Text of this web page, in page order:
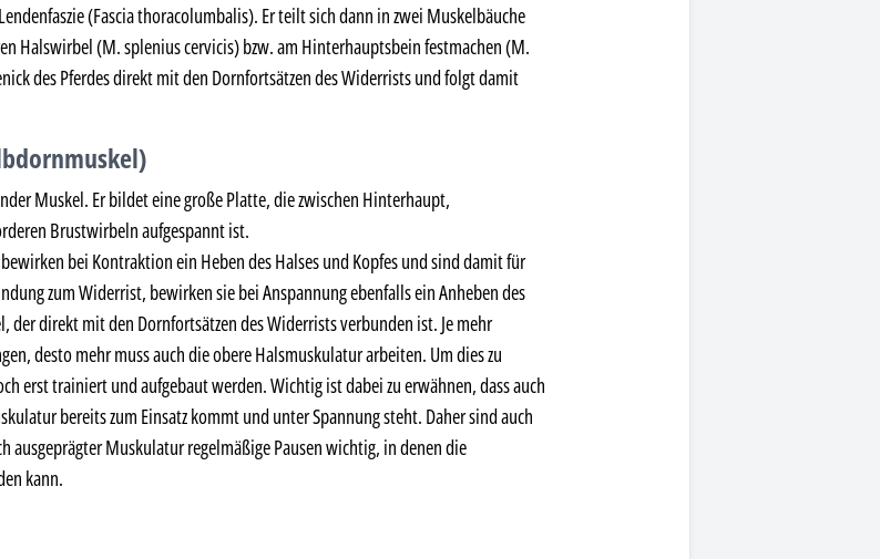
(Fascia thoracolumbalis). Er teilt sich dann in zwei Muskelbäuche
Halswirbel (M. splenius cervicis) bzw. am Hinterhauptsbein festmachen (M.
des Pferdes direkt mit den Dornfortsätzen des Widerrists und folgt damit
Muskel. Er bildet eine große Platte, die zwischen Hinterhaupt,
Brustwirbeln aufgespannt ist.
bei Kontraktion ein Heben des Halses und Kopfes und sind damit für
zum Widerrist, bewirken sie bei Anspannung ebenfalls ein Anheben des
der direkt mit den Dornfortsätzen des Widerrists verbunden ist. Je mehr
desto mehr muss auch die obere Halsmuskulatur arbeiten. Um dies zu
erst trainiert und aufgebaut werden. Wichtig ist dabei zu erwähnen, dass auch
bereits zum Einsatz kommt und unter Spannung steht. Daher sind auch
ausgeprägter Muskulatur regelmäßige Pausen wichtig, in denen die
kann.